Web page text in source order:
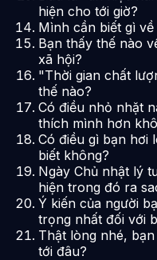
hiện cho tới giờ?
Mình cần biết gì
Bạn thấy thế nào
xã hội?
"Thời gian chất
thế nào?
Có điều nhỏ nhặt
thích mình hơn
Có điều gì bạn hơi
biết không?
Ngày Chủ nhật lý
hiện trong đó ra
Ý kiến của người
trọng nhất đối với
Thật lòng nhé,
tới đâu?